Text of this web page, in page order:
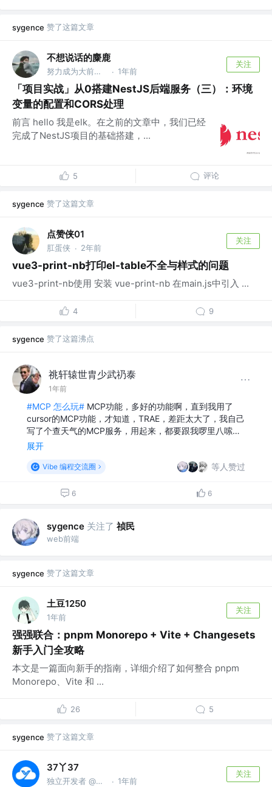
sygence 赞了这篇文章
不想说话的麋鹿
努力成为大前端的小小前端 @渴望大厂的小小互联网 · 1年前
关注
「项目实战」从0搭建NestJS后端服务（三）：环境
变量的配置和CORS处理
前言 hello 我是elk。在之前的文章中，我们已经
完成了NestJS项目的基础搭建，...
5 评论
sygence 赞了这篇文章
点赞侠01
肛蛋侠 · 2年前
关注
vue3-print-nb打印el-table不全与样式的问题
vue3-print-nb使用 安装 vue-print-nb 在main.js中引入 ...
4 9
sygence 赞了这篇沸点
祧轩辕世胄少武礽泰
1年前
#MCP 怎么玩# MCP功能，多好的功能啊，直到我用了
cursor的MCP功能，才知道，TRAE，差距太大了，我自己
写了个查天气的MCP服务，用起来，都要跟我啰里八嗦…
展开
Vibe 编程交流圈 等人赞过
6 6
sygence 关注了 祯民
web前端
sygence 赞了这篇文章
土豆1250
1年前
关注
强强联合：pnpm Monorepo + Vite + Changesets
新手入门全攻略
本文是一篇面向新手的指南，详细介绍了如何整合 pnpm
Monorepo、Vite 和 ...
26 5
sygence 赞了这篇文章
37丫37
独立开发者 @运维咖啡吧 · 1年前
关注